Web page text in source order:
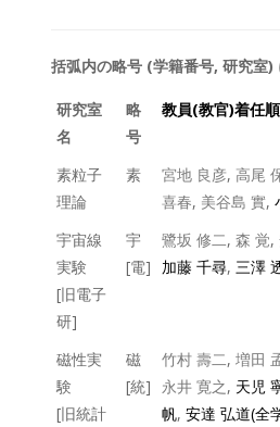
括弧内の略号 (学籍番号, 研究室)
研究室
名
略
号
教員(教官)着任順
素粒子
理論
素 宮地 良彦, 高尾
喜春, 美谷島 實,
宇宙線
実験
[旧電子
研]
宇
[電]
鷺坂 修二,森 覚,
加藤 千尋,三澤
磁性実
験
[旧統計
磁
[統]
竹村 壽二,増田
永井 寛之, 天児
帆,安達 弘道(全